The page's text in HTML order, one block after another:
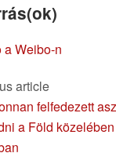
a Weibo-n
article
felfedezett
a Föld